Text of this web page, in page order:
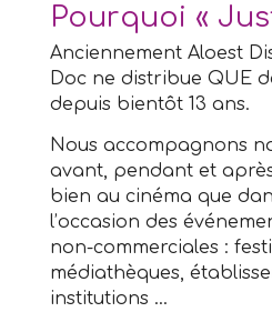
Pourquoi «
Anciennement Aloest
Doc ne distribue QUE
depuis bientôt 13 ans.
Nous accompagnons
avant, pendant et
bien au cinéma que
l’occasion des
non-commerciales :
médiathèques,
institutions …